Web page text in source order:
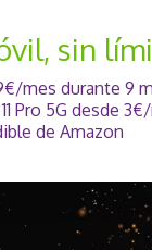
sin
mes durante 9
Pro 5G desde
de Amazon